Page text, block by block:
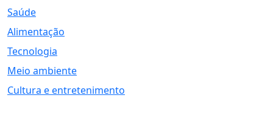
Saúde
Alimentação
Tecnologia
Meio ambiente
Cultura e entretenimento